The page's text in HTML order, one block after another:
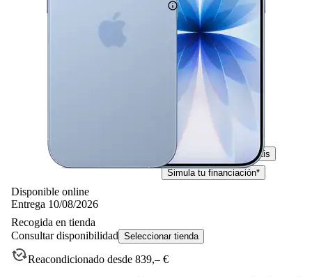
919,– € 919,00€
IVA incl. Con envío gratis
Simula tu financiación*
Disponible online
Entrega 10/08/2026
Recogida en tienda
Consultar disponibilidad Seleccionar tienda
Reacondicionado desde 839,– €